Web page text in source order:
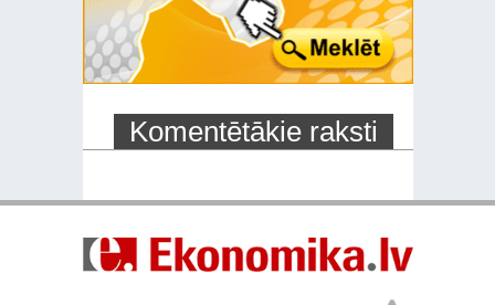
Komentētākie raksti